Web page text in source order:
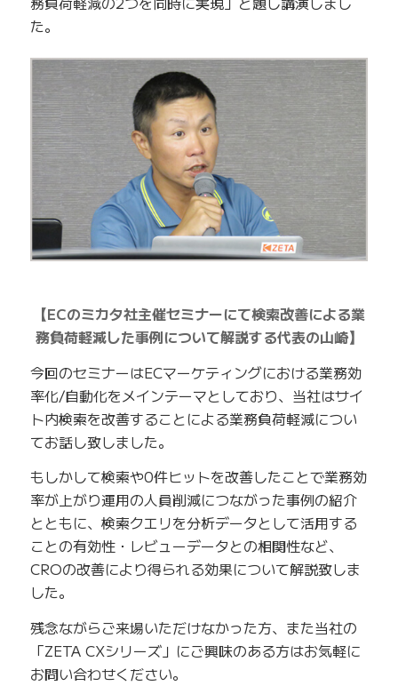
た。
【ECのミカタ社主催セミナーにて検索改善による業
務負荷軽減した事例について解説する代表の山崎】
今回のセミナーはECマーケティングにおける業務効
率化/自動化をメインテーマとしており、当社はサイ
ト内検索を改善することによる業務負荷軽減につい
てお話し致しました。
もしかして検索や0件ヒットを改善したことで業務効
率が上がり運用の人員削減につながった事例の紹介
とともに、検索クエリを分析データとして活用する
ことの有効性・レビューデータとの相関性など、
CROの改善により得られる効果について解説致しま
した。
残念ながらご来場いただけなかった方、また当社の
「ZETA CXシリーズ」にご興味のある方はお気軽に
お問い合わせください。